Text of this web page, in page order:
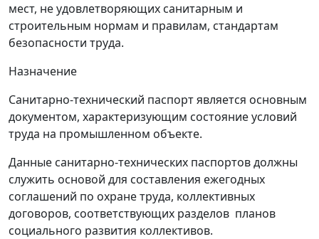
мест, не удовлетворяющих санитарным и
строительным нормам и правилам, стандартам
безопасности труда.
Назначение
Санитарно-технический паспорт является основным
документом, характеризующим состояние условий
труда на промышленном объекте.
Данные санитарно-технических паспортов должны
служить основой для составления ежегодных
соглашений по охране труда, коллективных
договоров, соответствующих разделов планов
социального развития коллективов.